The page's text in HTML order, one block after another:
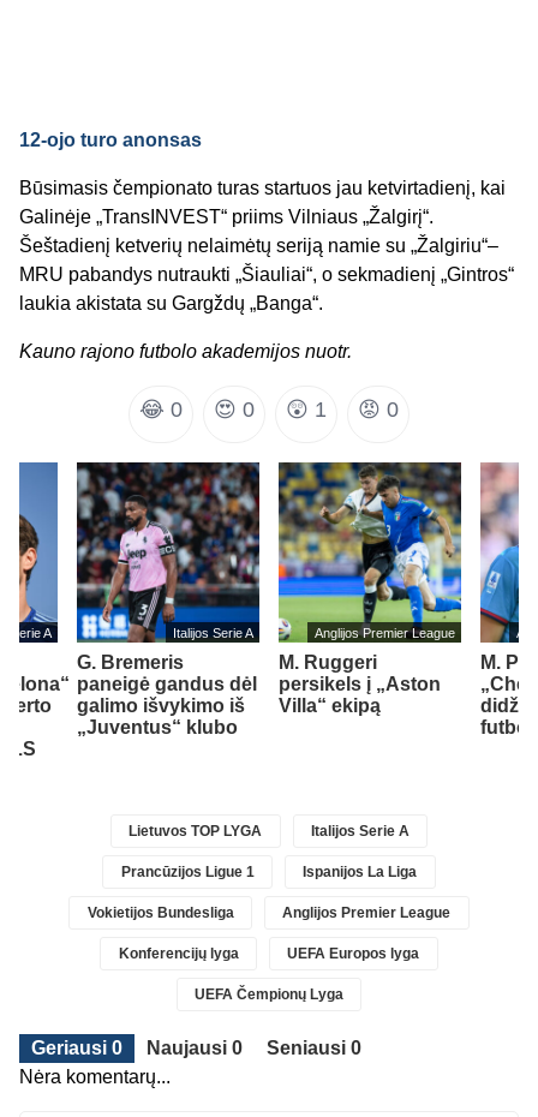
12-ojo turo anonsas
Būsimasis čempionato turas startuos jau ketvirtadienį, kai
Galinėje „TransINVEST“ priims Vilniaus „Žalgirį“.
Šeštadienį ketverių nelaimėtų seriją namie su „Žalgiriu“–
MRU pabandys nutraukti „Šiauliai“, o sekmadienį „Gintros“
laukia akistata su Gargždų „Banga“.
Kauno rajono futbolo akademijos nuotr.
😂 0 😍 0 😲 1 😡 0
Serie A Italijos Serie A
G. Bremeris
paneigė gandus dėl
galimo išvykimo iš
„Juventus“ klubo
Anglijos Premier League
M. Ruggeri
persikels į „Aston
Villa“ ekipą
M.
Lietuvos TOP LYGA Italijos Serie A
Prancūzijos Ligue 1 Ispanijos La Liga
Vokietijos Bundesliga Anglijos Premier League
Konferencijų lyga UEFA Europos lyga
UEFA Čempionų Lyga
Geriausi 0 Naujausi 0
Seniausi 0
Nėra komentarų...